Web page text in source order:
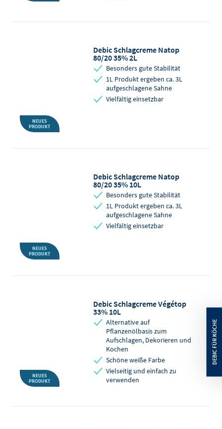
NEUES
PRODUKT
Debic Schlagcreme Natop
80/20 35% 2L
Besonders gute Stabilität
1L Produkt ergeben ca. 3L
aufgeschlagene Sahne
Vielfältig einsetzbar
NEUES
PRODUKT
Debic Schlagcreme Natop
80/20 35% 10L
Besonders gute Stabilität
1L Produkt ergeben ca. 3L
aufgeschlagene Sahne
Vielfältig einsetzbar
NEUES
PRODUKT
Debic Schlagcreme Végétop
33% 10L
Alternative auf
Pflanzenölbasis zum
Aufschlagen, Dekorieren und
Kochen
Schöne weiße Farbe
Vielseitig und einfach zu
verwenden